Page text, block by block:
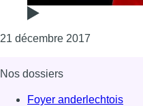
21 décembre 2017
Nos dossiers
Foyer anderlechtois